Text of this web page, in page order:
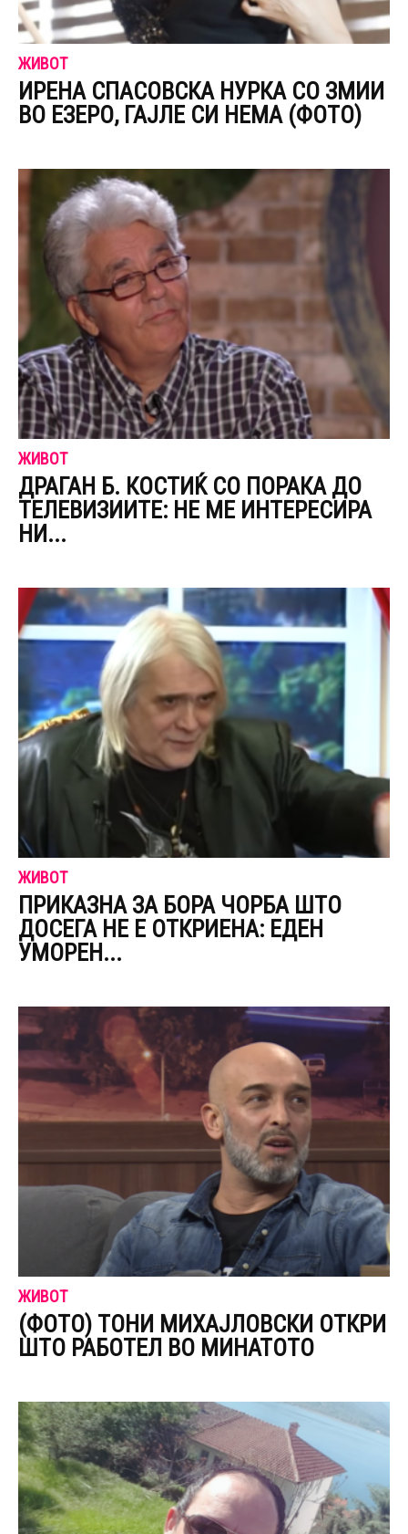
ЖИВОТ
ИРЕНА СПАСОВСКА НУРКА СО ЗМИИ
ВО ЕЗЕРО, ГАЈЛЕ СИ НЕМА (ФОТО)
ЖИВОТ
ДРАГАН Б. КОСТИЌ СО ПОРАКА ДО
ТЕЛЕВИЗИИТЕ: НЕ МЕ ИНТЕРЕСИРА
НИ...
ЖИВОТ
ПРИКАЗНА ЗА БОРА ЧОРБА ШТО
ДОСЕГА НЕ Е ОТКРИЕНА: ЕДЕН
УМОРЕН...
ЖИВОТ
(ФОТО) ТОНИ МИХАЈЛОВСКИ ОТКРИ
ШТО РАБОТЕЛ ВО МИНАТОТО